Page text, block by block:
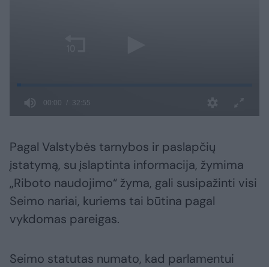
Pagal Valstybės tarnybos ir paslapčių
įstatymą, su įslaptinta informacija, žymima
„Riboto naudojimo“ žyma, gali susipažinti visi
Seimo nariai, kuriems tai būtina pagal
vykdomas pareigas.
Seimo statutas numato, kad parlamentui